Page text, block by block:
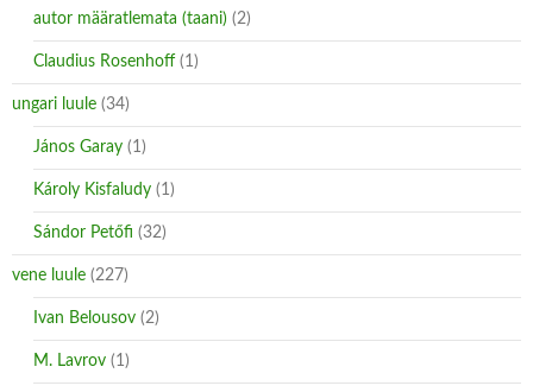
autor määratlemata (taani) (2)
Claudius Rosenhoff(1)
ungari luule (34)
János Garay (1)
Károly Kisfaludy (1)
Sándor Petőfi (32)
vene luule (227)
Ivan Belousov (2)
M. Lavrov (1)